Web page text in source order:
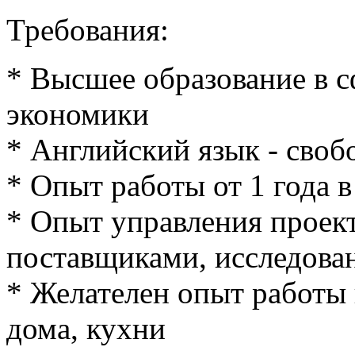
Требования:
* Высшее образование в
экономики
* Английский язык -
* Опыт работы от 1 года
* Опыт управления
поставщиками,
* Желателен опыт
дома, кухни